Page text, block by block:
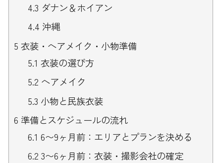
4.3 ダナン＆ホイアン
4.4 沖縄
5 衣装・ヘアメイク・小物準備
5.1 衣装の選び方
5.2 ヘアメイク
5.3 小物と民族衣装
6 準備とスケジュールの流れ
6.1 6〜9ヶ月前：エリアとプランを決める
6.2 3〜6ヶ月前：衣装・撮影会社の確定